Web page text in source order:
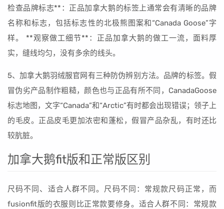
检查品牌标志**：正品加拿大鹅的标签上通常会有清晰的品牌
名称和标志，包括标志性的北极熊图案和“Canada Goose”字
样。 **观察做工细节**：正品加拿大鹅的做工一流，面料厚
实，缝线均匀，没有多余的线头。
5、加拿大鹅羽绒服官网有三种防伪辨别方法。品牌的标签。假
冒伪劣产品制作粗糙，颜色也与正品有所不同，CanadaGoose
标志地图，文字“Canada”和“Arctic”有时都会出现错误；领子上
的毛皮。正品皮毛更加浓密和蓬松，假冒产品杂乱，有时还比
较肮脏。
加拿大鹅fit版和正常版区别
尺码不同、适合人群不同。尺码不同：常规款尺码正常，而
fusionfit版的衣服则比正常款要修身。适合人群不同：常规款